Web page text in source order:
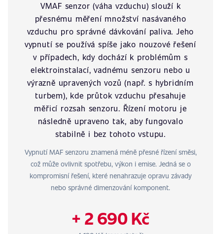
VMAF senzor (váha vzduchu) slouží k
přesnému měření množství nasávaného
vzduchu pro správné dávkování paliva. Jeho
vypnutí se používá spíše jako nouzové řešení
v případech, kdy dochází k problémům s
elektroinstalací, vadnému senzoru nebo u
výrazně upravených vozů (např. s hybridním
turbem), kde průtok vzduchu přesahuje
měřicí rozsah senzoru. Řízení motoru je
následně upraveno tak, aby fungovalo
stabilně i bez tohoto vstupu.
Vypnutí MAF senzoru znamená méně přesné řízení směsi,
což může ovlivnit spotřebu, výkon i emise. Jedná se o
kompromisní řešení, které nenahrazuje opravu závady
nebo správné dimenzování komponent.
+ 2 690 Kč